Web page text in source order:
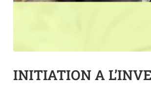
INITIATION A